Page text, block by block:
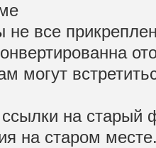
не все
могут
на старый
на старом